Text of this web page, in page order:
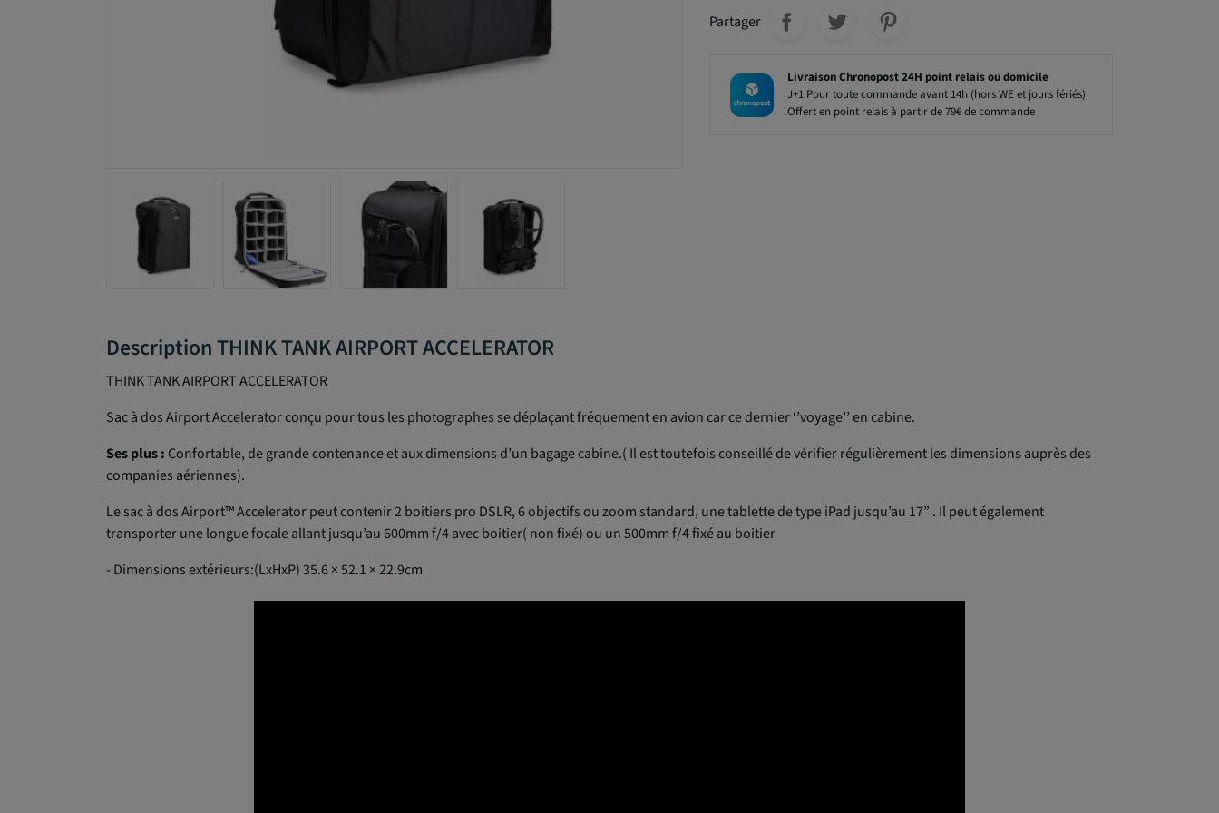
Partager
Livraison Chronopost 24H point relais ou domicile
J+1 Pour toute commande avant 14h (hors WE et jours fériés)
Offert en point relais à partir de 79€ de commande
Description THINK TANK AIRPORT ACCELERATOR
THINK TANK AIRPORT ACCELERATOR
Sac à dos Airport Accelerator conçu pour tous les photographes se déplaçant fréquement en avion car ce dernier ‘’voyage’’ en cabine.
Ses plus : Confortable, de grande contenance et aux dimensions d’un bagage cabine.( Il est toutefois conseillé de vérifier régulièrement les dimensions auprès des
companies aériennes).
Le sac à dos Airport™ Accelerator peut contenir 2 boitiers pro DSLR, 6 objectifs ou zoom standard, une tablette de type iPad jusqu’au 17” . Il peut également
transporter une longue focale allant jusqu’au 600mm f/4 avec boitier( non fixé) ou un 500mm f/4 fixé au boitier
- Dimensions extérieurs:(LxHxP) 35.6 × 52.1 × 22.9cm